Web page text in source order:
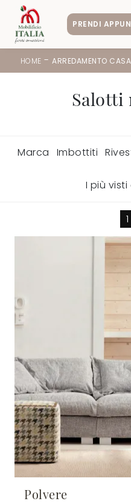
PRENDI
HOME -ARREDAMENTO CASA
Salotti
Marca Imbottiti
I più visti
1
Polvere